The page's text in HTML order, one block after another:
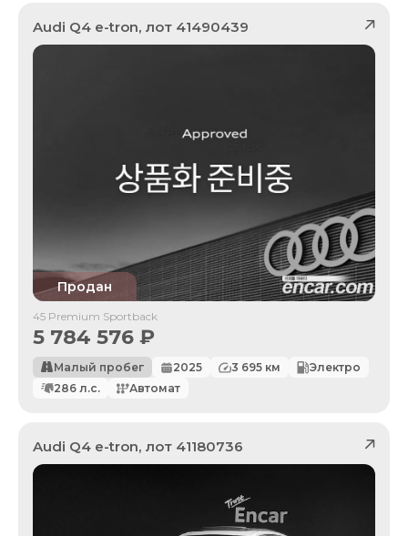
Audi Q4 e-tron, лот 41490439
Продан
45 Premium Sportback
5 784 576 ₽
Малый пробег 2025 3 695 км
Электро
286 л.с. Автомат
Audi Q4 e-tron, лот 41180736